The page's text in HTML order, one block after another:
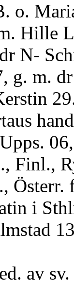
o.
Hille
N-
g. m.
Finl.,
Österr.
i
av